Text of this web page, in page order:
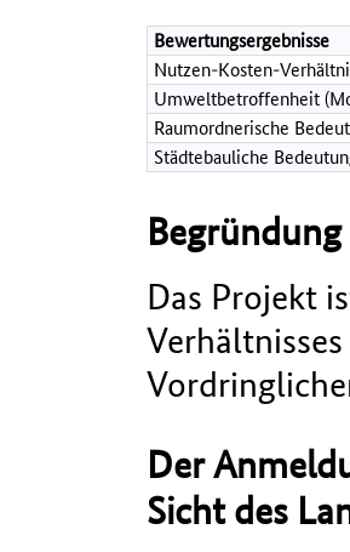
Bewertungsergebnisse
Nutzen-Kosten-
Umweltbetroffenheit
Raumordnerische
Städtebauliche
Das Projekt
Der
Sicht des